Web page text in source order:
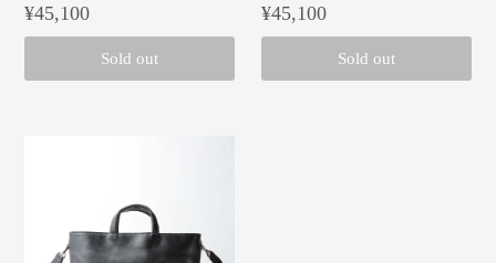
¥45,100
Sold out
¥45,100
Sold out